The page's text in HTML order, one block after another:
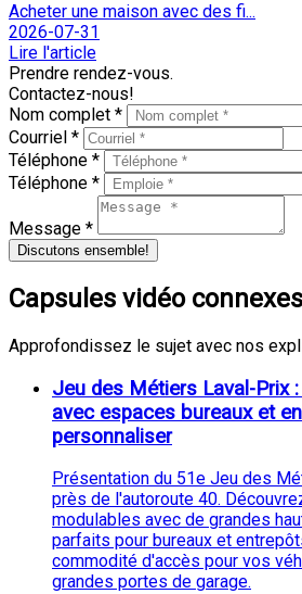
Acheter une maison avec des fi...
2026-07-31
Lire l'article
Prendre rendez-vous.
Contactez-nous!
Nom complet *
Courriel *
Téléphone *
Téléphone *
Message *
Discutons ensemble!
Capsules vidéo connexes
Approfondissez le sujet avec nos
Jeu des Métiers Laval-Prix
avec espaces bureaux et
personnaliser
Présentation du 51e Jeu des
près de l'autoroute 40.
modulables avec de grandes
parfaits pour bureaux et
commodité d'accès pour vos
grandes portes de garage.